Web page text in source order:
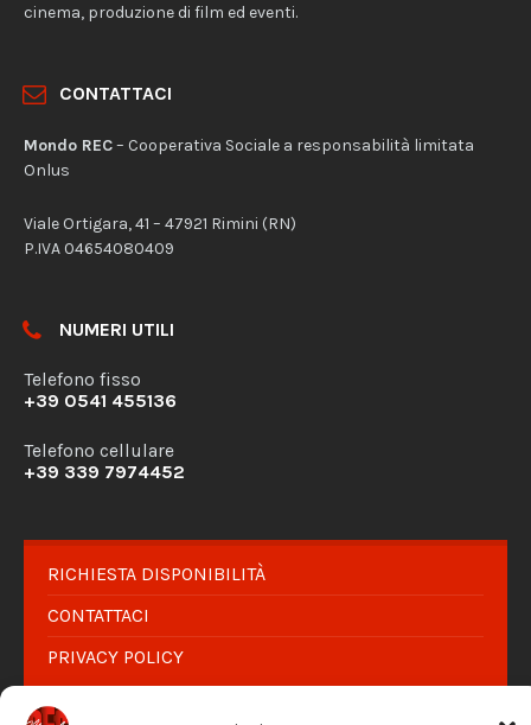
cinema, produzione di film ed eventi.
CONTATTACI
Mondo REC– Cooperativa Sociale a responsabilità limitata
Onlus
Viale Ortigara, 41 – 47921 Rimini (RN)
P.IVA 04654080409
NUMERI UTILI
Telefono fisso
+39 0541 455136
Telefono cellulare
+39 339 7974452
RICHIESTA DISPONIBILITÀ
CONTATTACI
PRIVACY POLICY